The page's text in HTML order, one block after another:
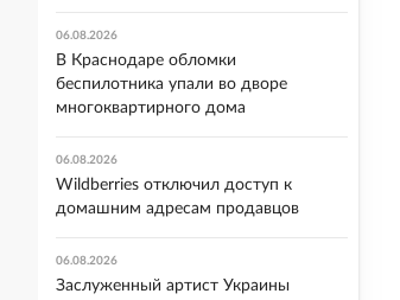
06.08.2026
В Краснодаре обломки
беспилотника упали во дворе
многоквартирного дома
06.08.2026
Wildberries отключил доступ к
домашним адресам продавцов
06.08.2026
Заслуженный артист Украины